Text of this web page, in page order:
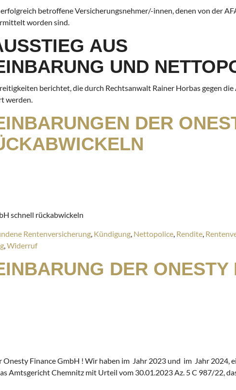
betroffene Versicherungsnehmer/-innen, denen von der
worden sind.
AUS
UND
berichtet, die durch Rechtsanwalt Rainer Horbas gegen die
werden.
DER
schnell rückabwickeln
Rentenversicherung, Kündigung, Nettopolice, Rendite,
,Widerruf
DER
Finance GmbH ! Wir haben im Jahr 2023 und im Jahr 2024,
Amtsgericht Chemnitz mit Urteil vom 30.01.2023 Az. 5 C 987/22,